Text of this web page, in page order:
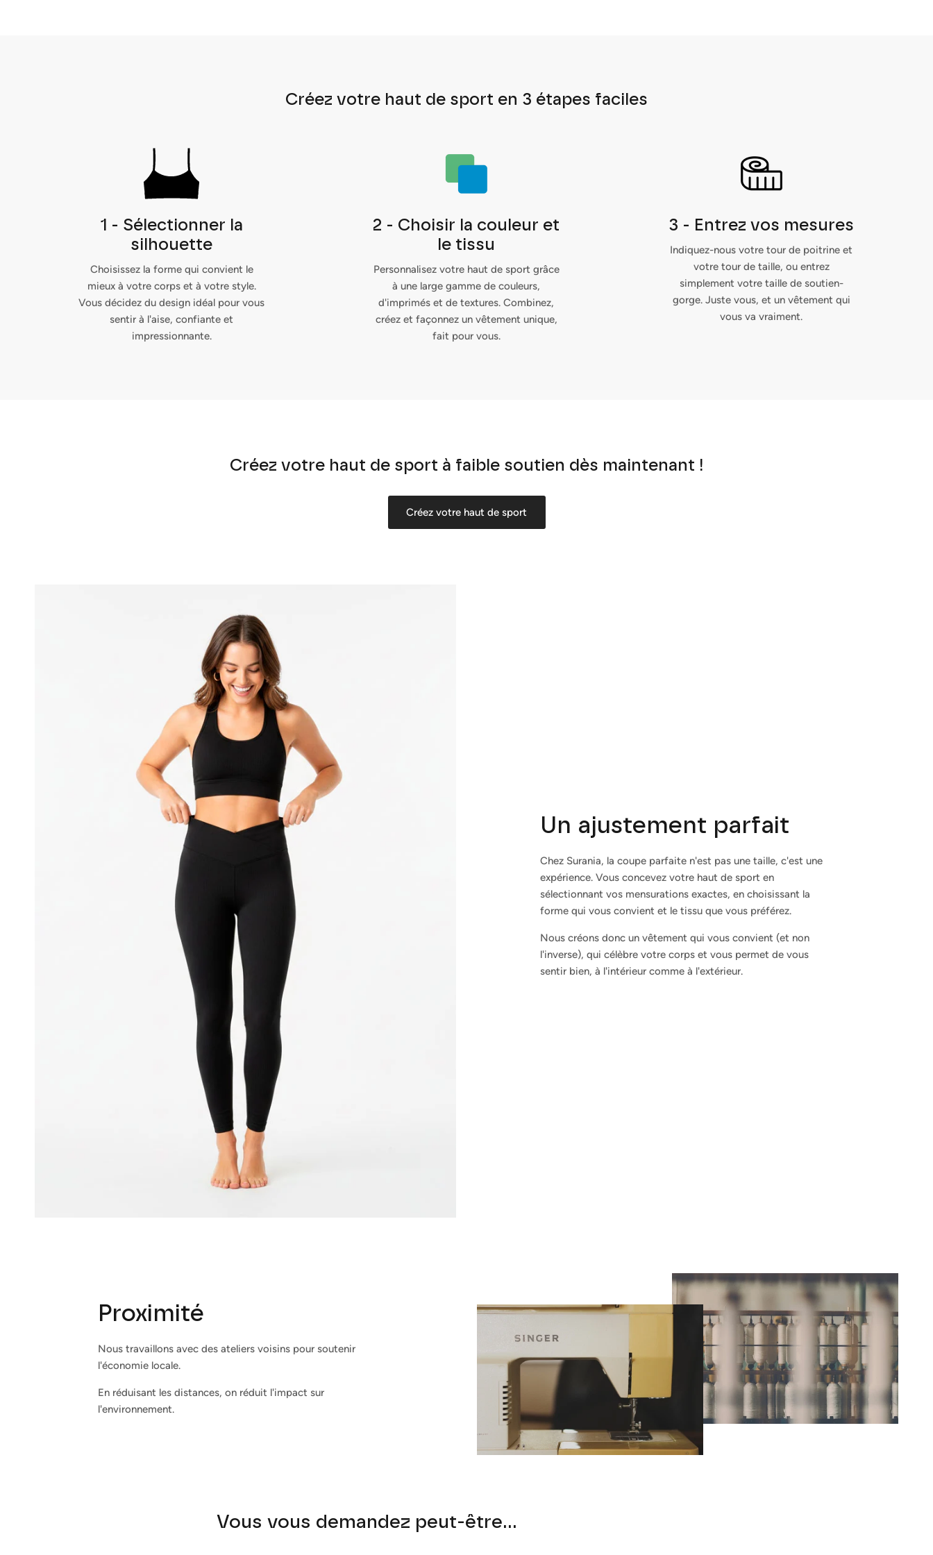
Créez votre haut de sport en 3 étapes faciles
1 - Sélectionner la
silhouette
Choisissez la forme qui convient le
mieux à votre corps et à votre style.
Vous décidez du design idéal pour vous
sentir à l'aise, confiante et
impressionnante.
2 - Choisir la couleur et
le tissu
Personnalisez votre haut de sport grâce
à une large gamme de couleurs,
d'imprimés et de textures. Combinez,
créez et façonnez un vêtement unique,
fait pour vous.
3 - Entrez vos mesures
Indiquez-nous votre tour de poitrine et
votre tour de taille, ou entrez
simplement votre taille de soutien-
gorge. Juste vous, et un vêtement qui
vous va vraiment.
Créez votre haut de sport à faible soutien dès maintenant !
Créez votre haut de sport
Un ajustement parfait
Chez Surania, la coupe parfaite n'est pas une taille, c'est une
expérience. Vous concevez votre haut de sport en
sélectionnant vos mensurations exactes, en choisissant la
forme qui vous convient et le tissu que vous préférez.
Nous créons donc un vêtement qui vous convient (et non
l'inverse), qui célèbre votre corps et vous permet de vous
sentir bien, à l'intérieur comme à l'extérieur.
Proximité
Nous travaillons avec des ateliers voisins pour soutenir
l'économie locale.
En réduisant les distances, on réduit l'impact sur
l'environnement.
Vous vous demandez peut-être...